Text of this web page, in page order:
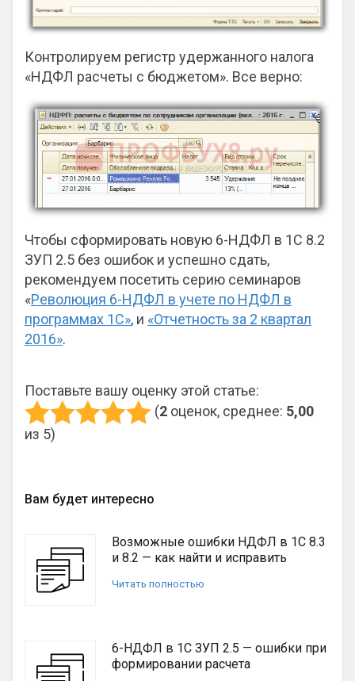
Контролируем регистр удержанного налога
«НДФЛ расчеты с бюджетом». Все верно:
Чтобы сформировать новую 6-НДФЛ в 1С 8.2
ЗУП 2.5 без ошибок и успешно сдать,
рекомендуем посетить серию семинаров
«Революция 6-НДФЛ в учете по НДФЛ в
программах 1С», и «Отчетность за 2 квартал
2016».
Поставьте вашу оценку этой статье:
(2 оценок, среднее: 5,00
из 5)
Вам будет интересно
Возможные ошибки НДФЛ в 1С 8.3
и 8.2 — как найти и исправить
Читать полностью
6-НДФЛ в 1С ЗУП 2.5 — ошибки при
формировании расчета